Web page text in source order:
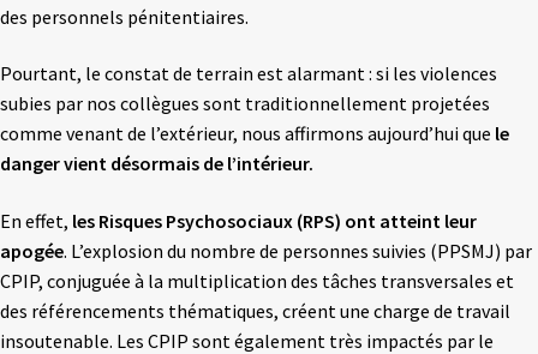
des personnels pénitentiaires.
Pourtant, le constat de terrain est alarmant : si les violences
subies par nos collègues sont traditionnellement projetées
comme venant de l’extérieur, nous affirmons aujourd’hui que le
danger vient désormais de l’intérieur.
En effet, les Risques Psychosociaux (RPS) ont atteint leur
apogée. L’explosion du nombre de personnes suivies (PPSMJ) par
CPIP, conjuguée à la multiplication des tâches transversales et
des référencements thématiques, créent une charge de travail
insoutenable. Les CPIP sont également très impactés par le